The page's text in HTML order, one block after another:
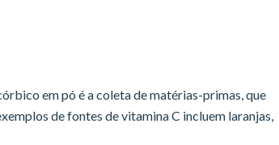
em pó é a coleta de matérias-primas, que
de fontes de vitamina C incluem laranjas,